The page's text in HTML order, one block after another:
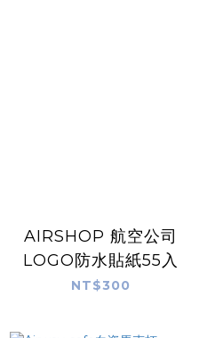
AIRSHOP 航空公司
LOGO防水貼紙55入
NT$300